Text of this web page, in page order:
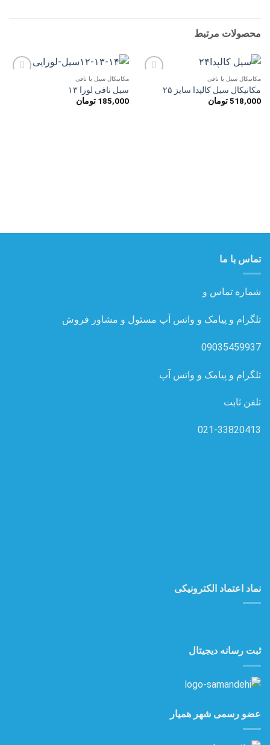
محصولات مرتبط
مکانیکال سیل یا نافی
مکانیکال سیل کالپدا سایز ۲۵
518,000 تومان
مکانیکال سیل یا نافی
سیل نافی لورا ۱۳
185,000 تومان
تماس با ما
شماره تماس و
تلگرام و پیامک و واتس آپ مسئول و مشاور فروش
09035459937
تلگرام و پیامک و واتس آپ
تلفن ثابت
021-33820413
نماد اعتماد الکترونیکی
ثبت رسانه دیجیتال
عضو رسمی شهر همیار